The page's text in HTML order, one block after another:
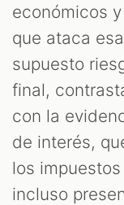
económicos
que ataca
supuesto
final,
con la
de interés,
los
incluso